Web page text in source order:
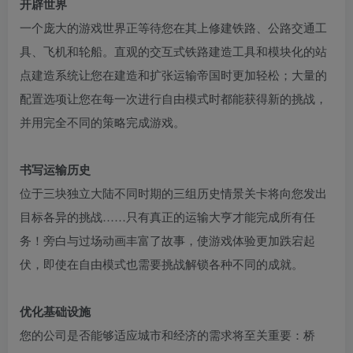
开辟世界
一个庞大的游戏世界正等待您在其上修建铁路、公路交通工
具、飞机和轮船。直观的交互式铁路建造工具和模块化的站
点建造系统让您在建造和扩张运输帝国时更加轻松；大量的
配置选项让您在每一次进行自由模式时都能获得新的挑战，
并用完全不同的策略完成游戏。
书写运输历史
位于三块独立大陆不同时期的三组历史情景关卡将向您发出
目标各异的挑战……只有真正的运输大亨才能完成所有任
务！旁白与过场动画丰富了故事，使游戏体验更加跌宕起
伏，即使在自由模式也需要挑战解锁各种不同的成就。
优化基础设施
您的公司是否能够适应城市和经济的需求将至关重要：桥